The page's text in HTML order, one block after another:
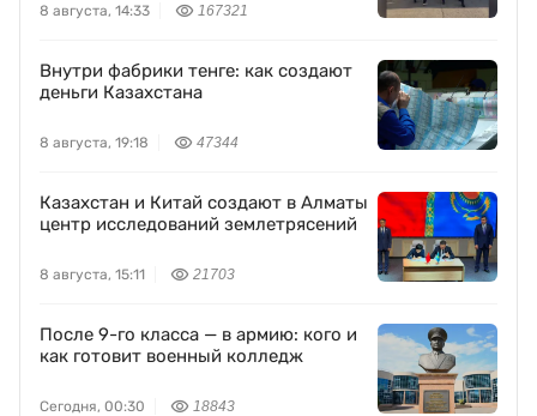
8 августа, 14:33 167321
Внутри фабрики тенге: как создают
деньги Казахстана
8 августа, 19:18 47344
Казахстан и Китай создают в Алматы
центр исследований землетрясений
8 августа, 15:11 21703
После 9-го класса — в армию: кого и
как готовит военный колледж
Сегодня, 00:30 18843